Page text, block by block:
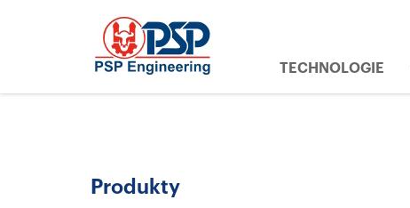
TECHNOLOGIE
Produkty